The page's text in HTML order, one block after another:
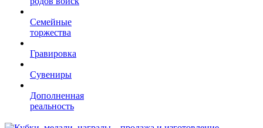
Семейные
торжества
Гравировка
Сувениры
Дополненная
реальность